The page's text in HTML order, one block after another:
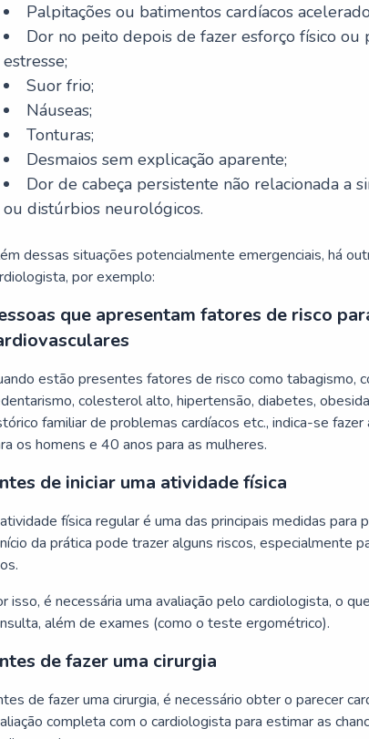
Palpitações ou batimentos cardíacos
Dor no peito depois de fazer esforço físico ou
estresse;
Suor frio;
Náuseas;
Tonturas;
Desmaios sem explicação aparente;
Dor de cabeça persistente não relacionada a
ou distúrbios neurológicos.
dessas situações potencialmente emergenciais, há
por exemplo:
que apresentam fatores de risco
estão presentes fatores de risco como tabagismo,
colesterol alto, hipertensão, diabetes,
familiar de problemas cardíacos etc., indica-se
os homens e 40 anos para as mulheres.
de iniciar uma atividade física
física regular é uma das principais medidas para
da prática pode trazer alguns riscos, especialmente
isso, é necessária uma avaliação pelo cardiologista, o
além de exames (como o teste ergométrico).
de fazer uma cirurgia
de fazer uma cirurgia, é necessário obter o parecer
completa com o cardiologista para estimar as